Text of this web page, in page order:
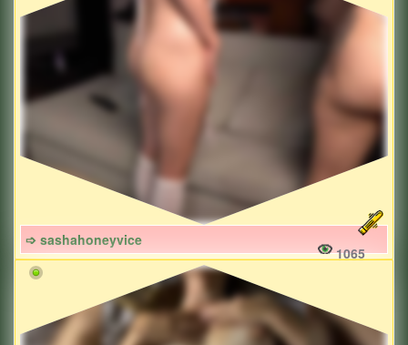
➩ sashahoneyvice
1065